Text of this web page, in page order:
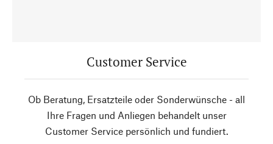
Customer Service
Ob Beratung, Ersatzteile oder Sonderwünsche - all
Ihre Fragen und Anliegen behandelt unser
Customer Service persönlich und fundiert.